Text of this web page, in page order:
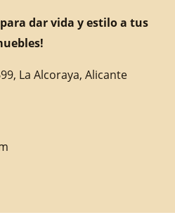
dar vida y estilo a tus
La Alcoraya, Alicante